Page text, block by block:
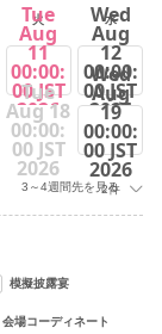
火 水
Tue
Aug
11
00:00:
00 JST
2026
6件
Wed
Aug
12
00:00:
00 JST
2026
2件
Tue
Aug 18
00:00:
00 JST
2026
Wed
Aug
19
00:00:
00 JST
2026
2件
3～4週間先を見る
模擬披露宴
会場コーディネート